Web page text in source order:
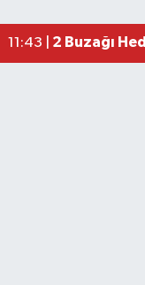
11:43 | 2 Buzağı